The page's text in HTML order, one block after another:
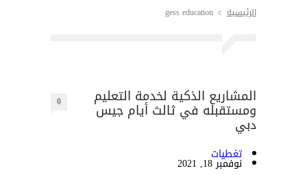
الرئيسية gess education
المشاريع الذكية لخدمة التعليم
ومستقبله في ثالث أيام جيس
دبي
0
تغطيات
نوفمبر 18, 2021